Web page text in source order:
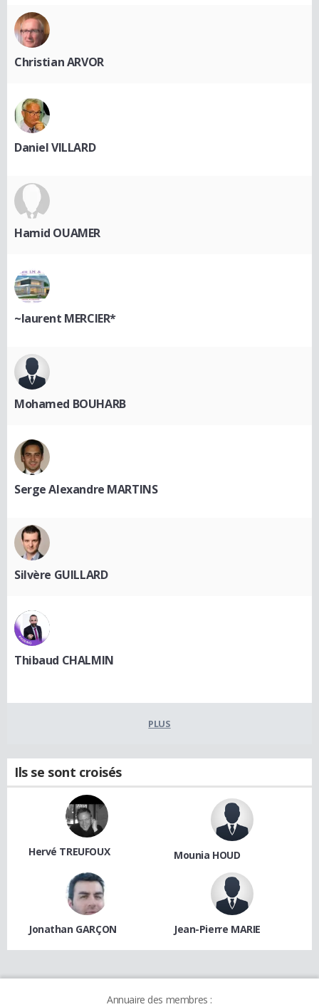
Christian ARVOR
Daniel VILLARD
Hamid OUAMER
~laurent MERCIER*
Mohamed BOUHARB
Serge Alexandre MARTINS
Silvère GUILLARD
Thibaud CHALMIN
PLUS
Ils se sont croisés
Hervé TREUFOUX Mounia HOUD
Jonathan GARÇON Jean-Pierre MARIE
Annuaire des membres :